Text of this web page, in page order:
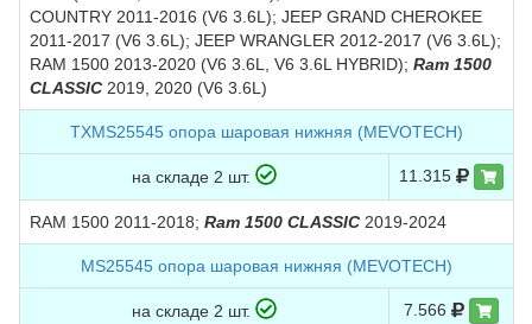
COUNTRY 2011-2016 (V6 3.6L); JEEP GRAND CHEROKEE
2011-2017 (V6 3.6L); JEEP WRANGLER 2012-2017 (V6 3.6L);
RAM 1500 2013-2020 (V6 3.6L, V6 3.6L HYBRID); Ram 1500
CLASSIC 2019, 2020 (V6 3.6L)
TXMS25545 опора шаровая нижняя (MEVOTECH)
на складе 2 шт. 11.315
RAM 1500 2011-2018; Ram 1500 CLASSIC 2019-2024
MS25545 опора шаровая нижняя (MEVOTECH)
на складе 2 шт. 7.566